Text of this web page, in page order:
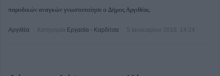
παροδικών αναγκών γνωστοποίησε ο ∆ήμος Αργιθέας.
Αργιθέα Κατηγορία Εργασία - Καρδίτσα 5 Ιανουαρίου 2018, 14:24